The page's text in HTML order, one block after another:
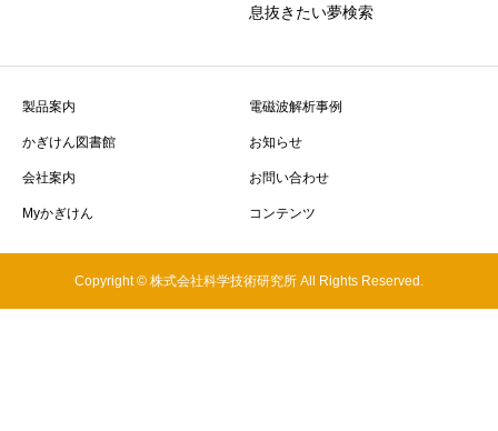
息抜きたい夢検索
製品案内 電磁波解析事例
かぎけん図書館 お知らせ
会社案内 お問い合わせ
Myかぎけん コンテンツ
Copyright © 株式会社科学技術研究所 All Rights Reserved.